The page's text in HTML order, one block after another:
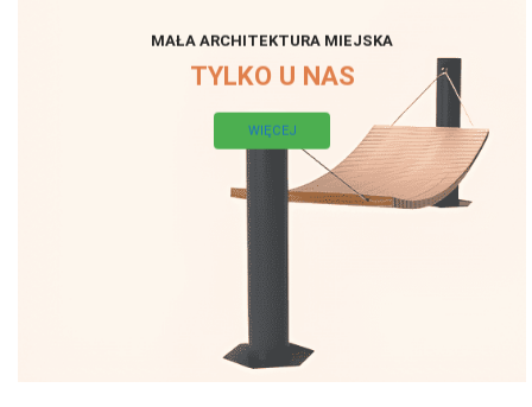
MAŁA ARCHITEKTURA MIEJSKA
TYLKO U NAS
WIĘCEJ